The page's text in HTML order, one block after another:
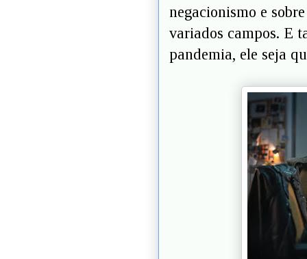
negacionismo e
variados campos. E
pandemia, ele seja